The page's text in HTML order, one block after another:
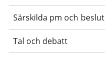
Särskilda pm och beslut
Tal och debatt